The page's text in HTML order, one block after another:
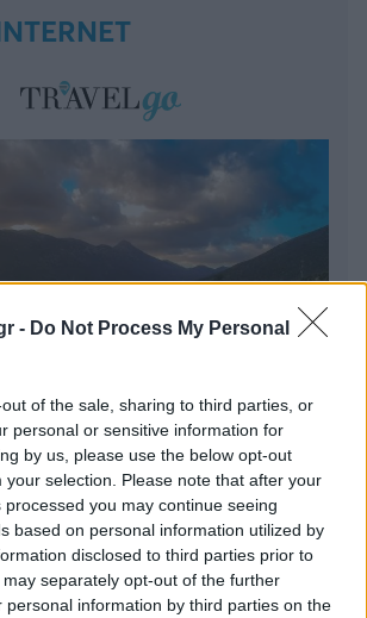
- Do Not Process My Personal
of the sale, sharing to third parties, or
personal or sensitive information for
by us, please use the below opt-out
your selection. Please note that after your
you may continue seeing
based on personal information utilized by
disclosed to third parties prior to
separately opt-out of the further
personal information by third parties on the
της Ελλάδας που δεν έχετε
10 μαγευτικοί προορισμοί